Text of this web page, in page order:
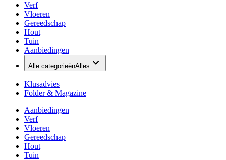
Verf
Vloeren
Gereedschap
Hout
Tuin
Aanbiedingen
Alle categorieënAlles
Klusadvies
Folder & Magazine
Aanbiedingen
Verf
Vloeren
Gereedschap
Hout
Tuin